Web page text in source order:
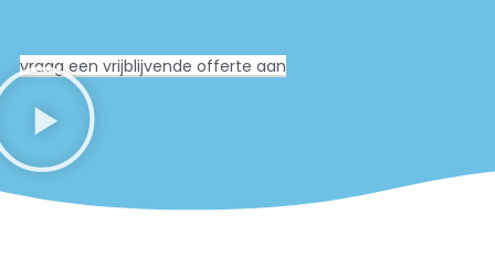
vraag een vrijblijvende offerte aan